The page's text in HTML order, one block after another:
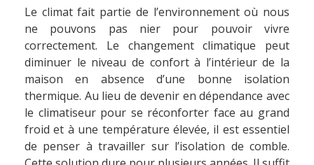
Le climat fait partie de l’environnement où nous
ne pouvons pas nier pour pouvoir vivre
correctement. Le changement climatique peut
diminuer le niveau de confort à l’intérieur de la
maison en absence d’une bonne isolation
thermique. Au lieu de devenir en dépendance avec
le climatiseur pour se réconforter face au grand
froid et à une température élevée, il est essentiel
de penser à travailler sur l’isolation de comble.